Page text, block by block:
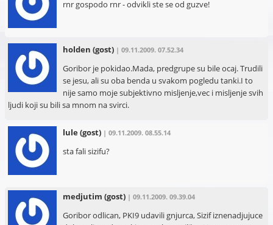
rnr gospodo rnr - odvikli ste se od guzve!
holden (gost) | 09.11.2009. 07.52.34
Goribor je pokidao.Mada, predgrupe su bile ocaj. Trudili
se jesu, ali su oba benda u svakom pogledu tanki.I to
nije samo moje subjektivno misljenje,vec i misljenje svih
ljudi koji su bili sa mnom na svirci.
lule(gost) | 09.11.2009. 08.55.14
sta fali sizifu?
medjutim (gost) | 09.11.2009. 09.39.04
Goribor odlican, PKI9 udavili gnjurca, Sizif iznenadjujuce